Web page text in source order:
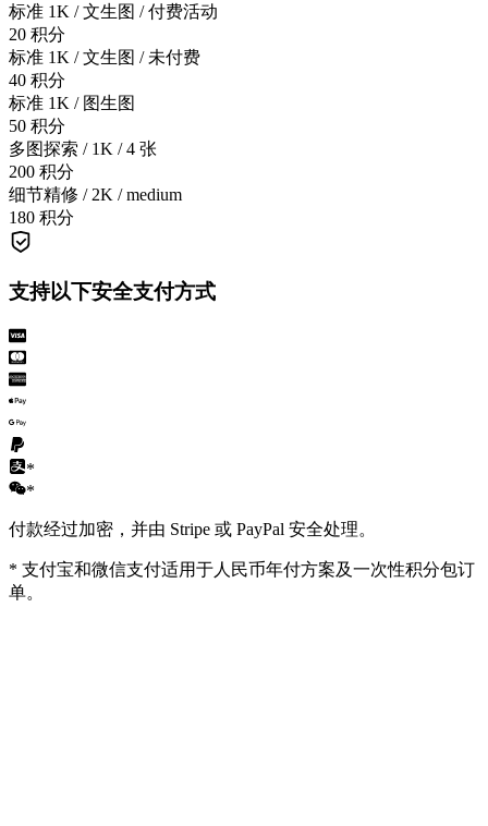
标准 1K / 文生图 / 付费活动
20 积分
标准 1K / 文生图 / 未付费
40 积分
标准 1K / 图生图
50 积分
多图探索 / 1K / 4 张
200 积分
细节精修 / 2K / medium
180 积分
支持以下安全支付方式
*
*
付款经过加密，并由 Stripe 或 PayPal 安全处理。
* 支付宝和微信支付适用于人民币年付方案及一次性积分包订
单。